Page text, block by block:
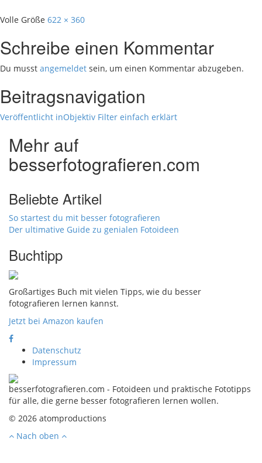
Volle Größe 622 × 360
Schreibe einen Kommentar
Du musst angemeldet sein, um einen Kommentar abzugeben.
Beitragsnavigation
Veröffentlicht inObjektiv Filter einfach erklärt
Mehr auf
besserfotografieren.com
Beliebte Artikel
So startest du mit besser fotografieren
Der ultimative Guide zu genialen Fotoideen
Buchtipp
Großartiges Buch mit vielen Tipps, wie du besser
fotografieren lernen kannst.
Jetzt bei Amazon kaufen
Datenschutz
Impressum
besserfotografieren.com - Fotoideen und praktische Fototipps
für alle, die gerne besser fotografieren lernen wollen.
© 2026 atomproductions
Nach oben